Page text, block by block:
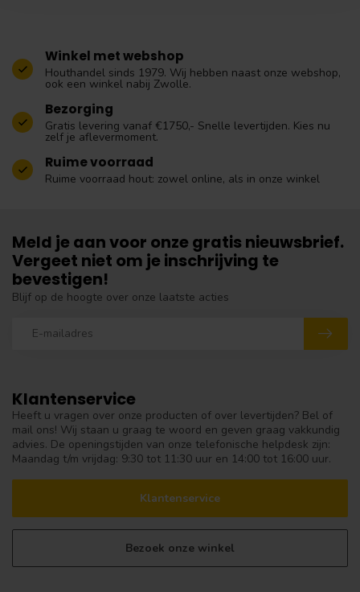
Winkel met webshop
Houthandel sinds 1979. Wij hebben naast onze webshop,
ook een winkel nabij Zwolle.
Bezorging
Gratis levering vanaf €1750,- Snelle levertijden. Kies nu
zelf je aflevermoment.
Ruime voorraad
Ruime voorraad hout: zowel online, als in onze winkel
Klantenservice
Heeft u vragen over onze producten of over levertijden? Bel of
mail ons! Wij staan u graag te woord en geven graag vakkundig
advies. De openingstijden van onze telefonische helpdesk zijn:
Maandag t/m vrijdag: 9:30 tot 11:30 uur en 14:00 tot 16:00 uur.
Klantenservice
Bezoek onze winkel
Meld je aan voor onze gratis nieuwsbrief.
Vergeet niet om je inschrijving te
bevestigen!
Blijf op de hoogte over onze laatste acties